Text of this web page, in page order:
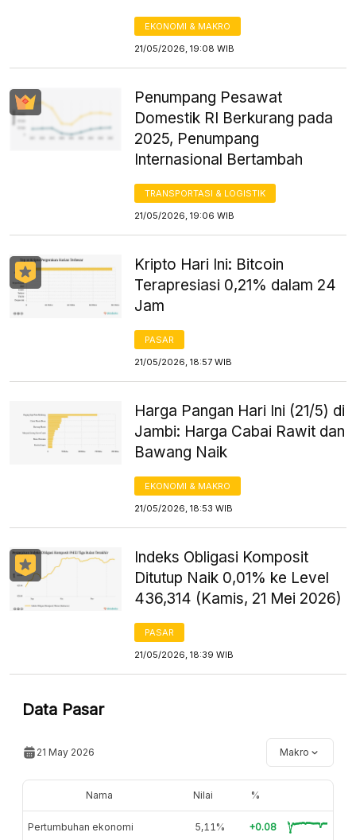
EKONOMI & MAKRO
21/05/2026, 19:08 WIB
Penumpang Pesawat
Domestik RI Berkurang pada
2025, Penumpang
Internasional Bertambah
TRANSPORTASI & LOGISTIK
21/05/2026, 19:06 WIB
Kripto Hari Ini: Bitcoin
Terapresiasi 0,21% dalam 24
Jam
PASAR
21/05/2026, 18:57 WIB
Harga Pangan Hari Ini (21/5) di
Jambi: Harga Cabai Rawit dan
Bawang Naik
EKONOMI & MAKRO
21/05/2026, 18:53 WIB
Indeks Obligasi Komposit
Ditutup Naik 0,01% ke Level
436,314 (Kamis, 21 Mei 2026)
PASAR
21/05/2026, 18:39 WIB
Data Pasar
21 May 2026 Makro
Nama Nilai %
Pertumbuhan ekonomi 5,11% +0.08